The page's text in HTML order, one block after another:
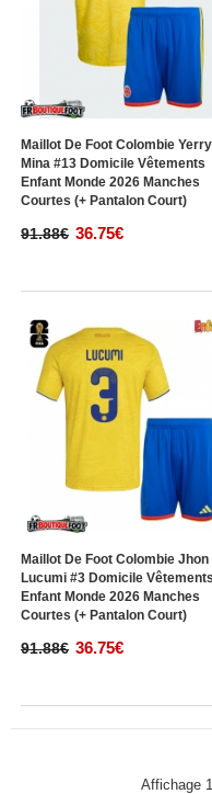
Maillot De Foot Colombie Yerry
Mina #13 Domicile Vêtements
Enfant Monde 2026 Manches
Courtes (+ Pantalon Court)
91.88€ 36.75€
Maillot De Foot Colombie Jhon
Lucumi #3 Domicile Vêtements
Enfant Monde 2026 Manches
Courtes (+ Pantalon Court)
91.88€ 36.75€
Affichage